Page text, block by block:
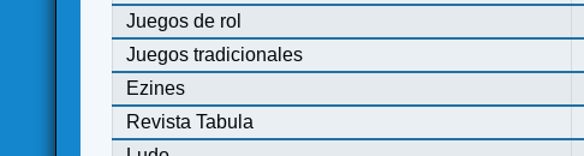
Juegos de rol
Juegos tradicionales
Ezines
Revista Tabula